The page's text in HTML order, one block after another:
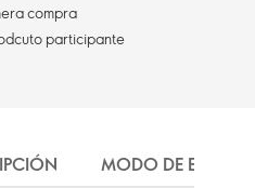
compra
participante
MODO DE EMPLEO